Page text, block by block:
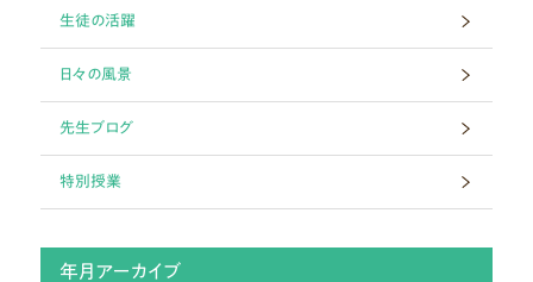
生徒の活躍
日々の風景
先生ブログ
特別授業
年月アーカイブ